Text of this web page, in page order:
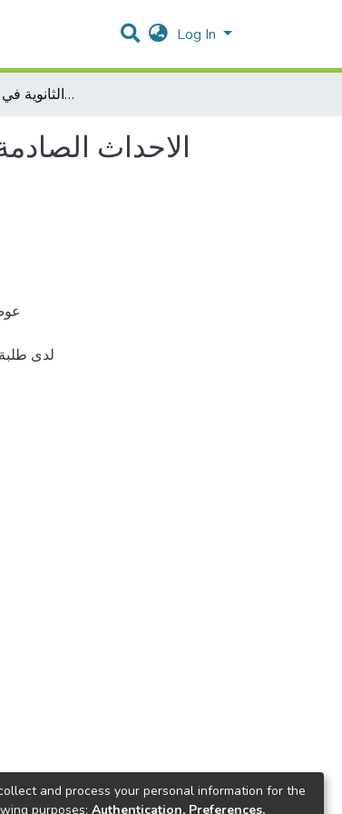
Log In
الاحداث الصادمة الناجمة عن الانتهاكات الإسرائيلية وعلاقتها بالسلوك العدواني لدى طلبة المدارس الثانوية في محافظة بيت لحم
الاحداث
لدى
and process your personal information for the
purposes: Authentication, Preferences,